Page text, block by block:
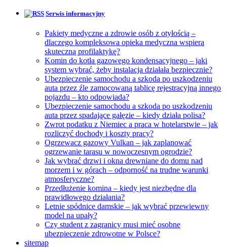
Serwis informacyjny
Pakiety medyczne a zdrowie osób z otyłością –
dlaczego kompleksowa opieka medyczna wspiera
skuteczną profilaktykę?
Komin do kotła gazowego kondensacyjnego – jaki
system wybrać, żeby instalacja działała bezpiecznie?
Ubezpieczenie samochodu a szkoda po uszkodzeniu
auta przez źle zamocowaną tablicę rejestracyjną innego
pojazdu – kto odpowiada?
Ubezpieczenie samochodu a szkoda po uszkodzeniu
auta przez spadające gałęzie – kiedy działa polisa?
Zwrot podatku z Niemiec a praca w hotelarstwie – jak
rozliczyć dochody i koszty pracy?
Ogrzewacz gazowy Vulkan – jak zaplanować
ogrzewanie tarasu w nowoczesnym ogrodzie?
Jak wybrać drzwi i okna drewniane do domu nad
morzem i w górach – odporność na trudne warunki
atmosferyczne?
Przedłużenie komina – kiedy jest niezbędne dla
prawidłowego działania?
Letnie spódnice damskie – jak wybrać przewiewny
model na upały?
Czy student z zagranicy musi mieć osobne
ubezpieczenie zdrowotne w Polsce?
sitemap